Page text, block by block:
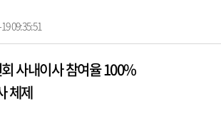
09:35:51
사내이사 참여율 100%
체제